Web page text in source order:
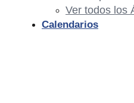
Ver todos los
Calendarios